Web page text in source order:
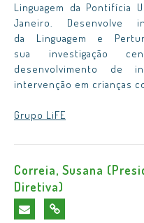
Linguagem da Pontifícia
Janeiro. Desenvolve
da Linguagem e
sua investigação
desenvolvimento de
intervenção em crianças
Grupo LiFE
Correia, Susana
Diretiva)